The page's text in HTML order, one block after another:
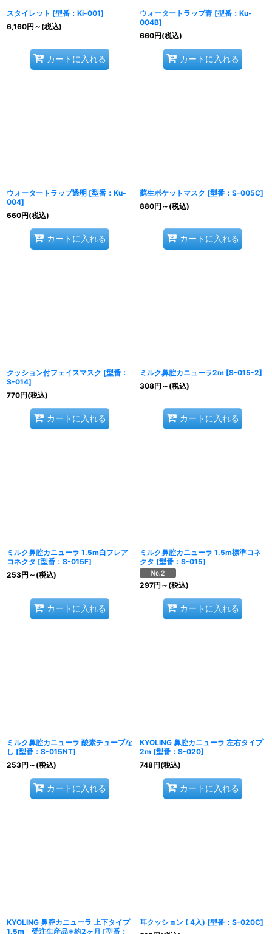
スタイレット [型番：Ki-001]
6,160円 ～ (税込)
カートに入れる
ウォータートラップ青 [型番：Ku-
004B]
660円(税込)
カートに入れる
ウォータートラップ透明 [型番：Ku-
004]
660円(税込)
カートに入れる
蘇生ポケットマスク [型番：S-005C]
880円 ～ (税込)
カートに入れる
クッション付フェイスマスク [型番：
S-014]
770円(税込)
カートに入れる
ミルク鼻腔カニューラ2m [S-015-2]
308円 ～ (税込)
カートに入れる
ミルク鼻腔カニューラ 1.5m白フレア
コネクタ [型番：S-015F]
253円 ～ (税込)
カートに入れる
ミルク鼻腔カニューラ 1.5m標準コネ
クタ [型番：S-015]
297円 ～ (税込)
カートに入れる
ミルク鼻腔カニューラ 酸素チューブな
し [型番：S-015NT]
253円 ～ (税込)
カートに入れる
KYOLING 鼻腔カニューラ 左右タイプ
2m [型番：S-020]
748円(税込)
カートに入れる
KYOLING 鼻腔カニューラ 上下タイプ
1.5m 受注生産品※約2ヶ月 [型番：
耳クッション ( 4入) [型番：S-020C]